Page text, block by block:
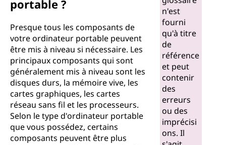
portable ?
Presque tous les composants de
votre ordinateur portable peuvent
être mis à niveau si nécessaire. Les
principaux composants qui sont
généralement mis à niveau sont les
disques durs, la mémoire vive, les
cartes graphiques, les cartes
réseau sans fil et les processeurs.
Selon le type d'ordinateur portable
que vous possédez, certains
composants peuvent être plus
n'est
fourni
qu'à titre
de
référence
et peut
contenir
des
erreurs
ou des
imprécisi
ons. Il